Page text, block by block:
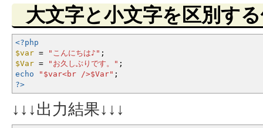
大文字と小文字を区別す
<?php
$var = "こんにちは♪" ;
$Var = "お久しぶりです。" ;
echo
" $var<br />$Var" ;
?>
↓↓↓出力結果↓↓↓